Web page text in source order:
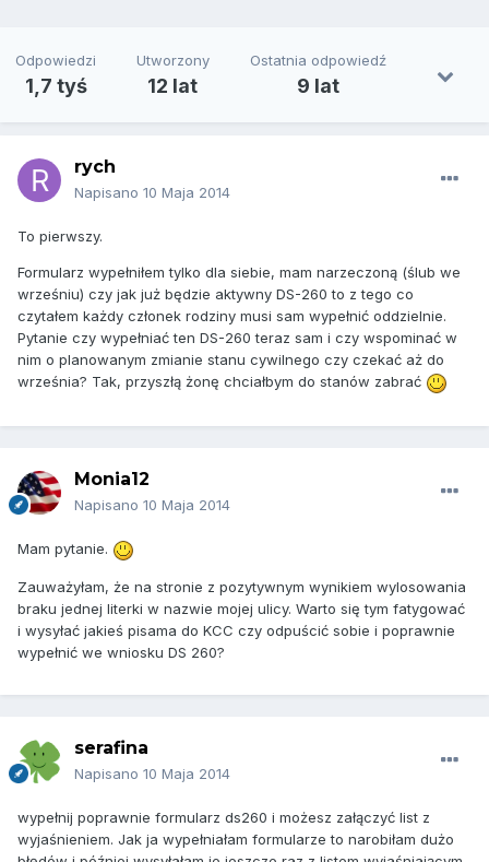
Odpowiedzi
1,7 tyś
Utworzony
12 lat
Ostatnia odpowiedź
9 lat
rych
Napisano 10 Maja 2014
To pierwszy.
Formularz wypełniłem tylko dla siebie, mam narzeczoną (ślub we
wrześniu) czy jak już będzie aktywny DS-260 to z tego co
czytałem każdy członek rodziny musi sam wypełnić oddzielnie.
Pytanie czy wypełniać ten DS-260 teraz sam i czy wspominać w
nim o planowanym zmianie stanu cywilnego czy czekać aż do
września? Tak, przyszłą żonę chciałbym do stanów zabrać
Monia12
Napisano 10 Maja 2014
Mam pytanie.
Zauważyłam, że na stronie z pozytywnym wynikiem wylosowania
braku jednej literki w nazwie mojej ulicy. Warto się tym fatygować
i wysyłać jakieś pisama do KCC czy odpuścić sobie i poprawnie
wypełnić we wniosku DS 260?
serafina
Napisano 10 Maja 2014
wypełnij poprawnie formularz ds260 i możesz załączyć list z
wyjaśnieniem. Jak ja wypełniałam formularze to narobiłam dużo